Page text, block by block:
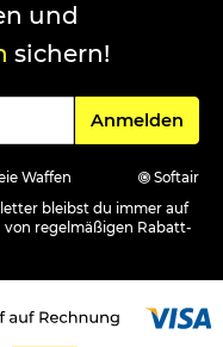
und
sichern!
Für den
Anmelden
Waffen
Softair
bleibst du immer auf
regelmäßigen Rabatt-